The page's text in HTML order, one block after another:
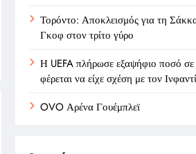
Τορόντο: Αποκλεισμός για τη
Γκοφ στον τρίτο γύρο
Η UEFA πλήρωσε εξαψήφιο ποσό
φέρεται να είχε σχέση με τον
OVO Αρένα Γουέμπλεϊ